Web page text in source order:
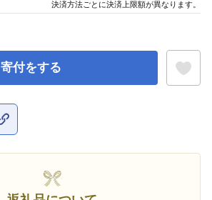
寄付をする
決済方法ごとに決済上限額が異なります。